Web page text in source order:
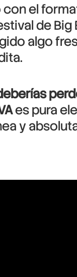
el
de Big
algo
es pura
y